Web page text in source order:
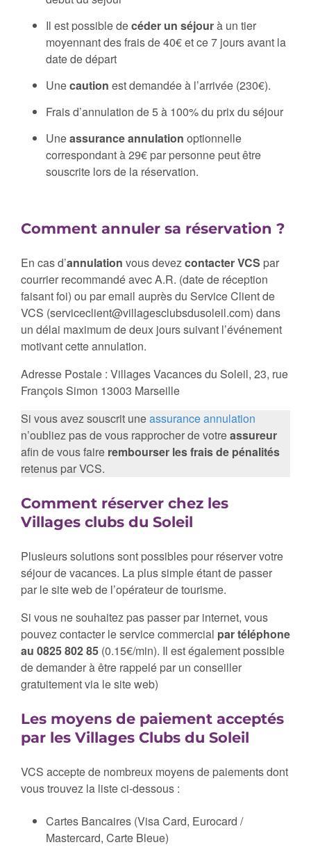
Il est possible decéder un séjourà un tier
moyennant des frais de 40€ et ce 7 jours avant la
date de départ
Unecaution est demandée à l’arrivée (230€).
Frais d’annulation de 5 à 100% du prix du séjour
Uneassurance annulation optionnelle
correspondant à 29€ par personne peut être
souscrite lors de la réservation.
Comment annuler sa réservation ?
En cas d’annulation vous devezcontacter VCS par
courrier recommandé avec A.R. (date de réception
faisant foi) ou par email auprès du Service Client de
VCS (serviceclient@villagesclubsdusoleil.com) dans
un délai maximum de deux jours suivant l’événement
motivant cette annulation.
Adresse Postale : Villages Vacances du Soleil, 23, rue
François Simon 13003 Marseille
Si vous avez souscrit uneassurance annulation
n’oubliez pas de vous rapprocher de votreassureur
afin de vous faire rembourser les frais de pénalités
retenus par VCS.
Comment réserver chez les
Villages clubs du Soleil
Plusieurs solutions sont possibles pour réserver votre
séjour de vacances. La plus simple étant de passer
par le site web de l’opérateur de tourisme.
Si vous ne souhaitez pas passer par internet, vous
pouvez contacter le service commercial par téléphone
au 0825 802 85 (0.15€/min). Il est également possible
de demander à être rappelé par un conseiller
gratuitement via le site web)
Les moyens de paiement acceptés
par les Villages Clubs du Soleil
VCS accepte de nombreux moyens de paiements dont
vous trouvez la liste ci-dessous :
Cartes Bancaires (Visa Card, Eurocard /
Mastercard, Carte Bleue)